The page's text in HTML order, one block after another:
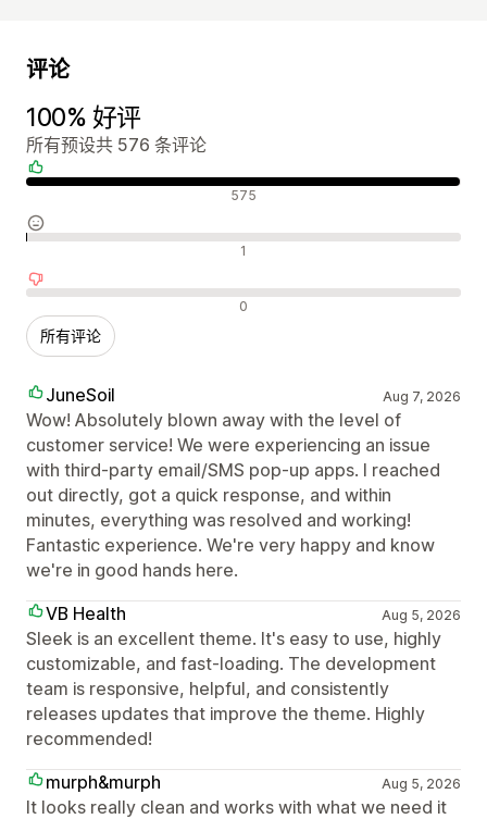
评论
100% 好评
所有预设共 576 条评论
好评 575
中评 1
差评 0
所有评论
JuneSoil Aug 7, 2026
Wow! Absolutely blown away with the level of
customer service! We were experiencing an issue
with third-party email/SMS pop-up apps. I reached
out directly, got a quick response, and within
minutes, everything was resolved and working!
Fantastic experience. We're very happy and know
we're in good hands here.
VB Health
Aug 5, 2026
Sleek is an excellent theme. It's easy to use, highly
customizable, and fast-loading. The development
team is responsive, helpful, and consistently
releases updates that improve the theme. Highly
recommended!
murph&murph
Aug 5, 2026
It looks really clean and works with what we need it